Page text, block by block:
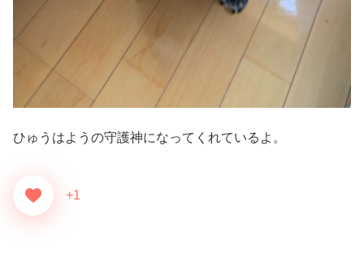
ひゅうはようの守護神になってくれているよ。
+1